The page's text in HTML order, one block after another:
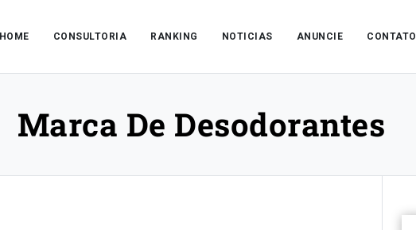
HOME CONSULTORIA RANKING NOTICIAS ANUNCIE CONTATO
Marca De Desodorantes